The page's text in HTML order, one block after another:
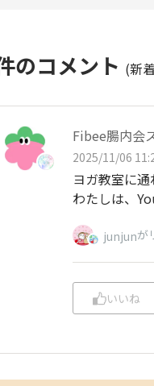
のコメント (新
Fibee腸内会
2025/11/06
ヨガ教室に
わたしは、
junjunが
いいね